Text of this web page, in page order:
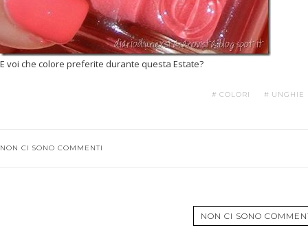
E voi che colore preferite durante questa Estate?
COLORI UNGHIE
NON CI SONO COMMENTI
NON CI SONO